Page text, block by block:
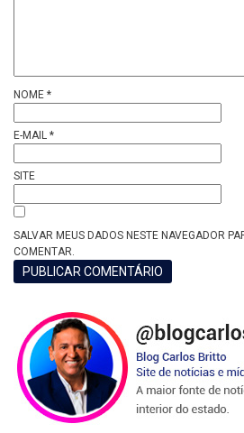
NOME *
E-MAIL *
SITE
SALVAR MEUS DADOS NESTE NAVEGADOR
COMENTAR.